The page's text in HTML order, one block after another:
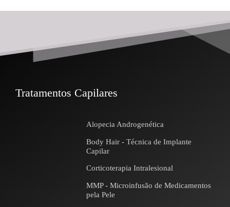
Tratamentos Capilares
Alopecia Androgenética
Body Hair - Técnica de Implante
Capilar
Corticoterapia Intralesional
MMP - Microinfusão de Medicamentos
pela Pele